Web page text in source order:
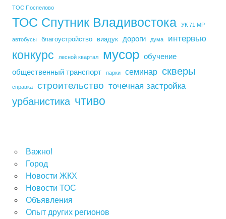
ТОС Поспелово
ТОС Спутник Владивостока УК 71 МР
автобусы благоустройство виадук дороги дума интервью
конкурс лесной квартал мусор обучение
общественный транспорт
парки семинар скверы
справка строительство точечная застройка
урбанистика чтиво
Важно!
Город
Новости ЖКХ
Новости ТОС
Объявления
Опыт других регионов